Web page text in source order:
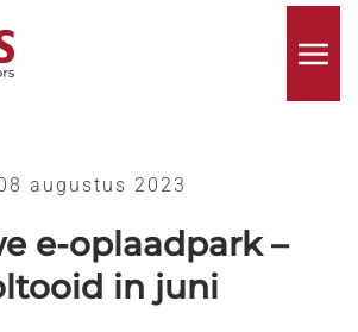
augustus 2023
e-oplaadpark –
in juni